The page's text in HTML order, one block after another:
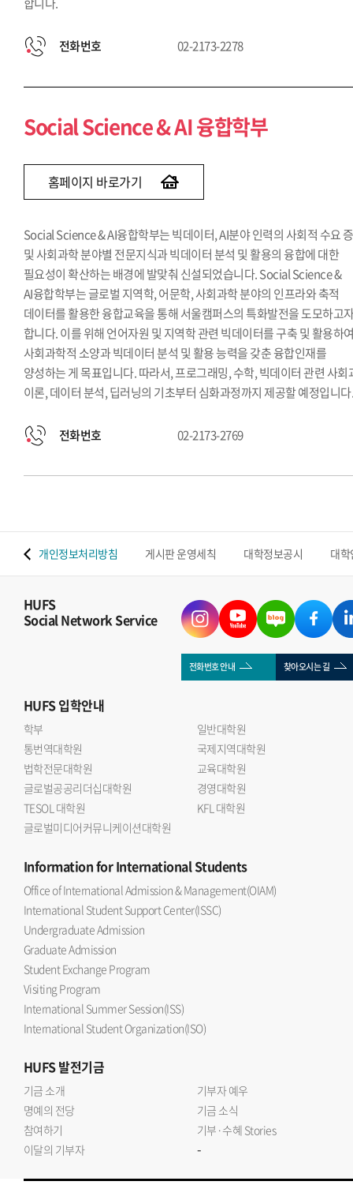
전화번호 02-2173-2278
Social Science & AI 융합학부
홈페이지 바로가기
Social Science & AI융합학부는 빅데이터, AI분야 인력의 사회적 수요
및 사회과학 분야별 전문지식과 빅데이터 분석 및 활용의 융합에 대한
필요성이 확산하는 배경에 발맞춰 신설되었습니다. Social Science &
AI융합학부는 글로벌 지역학, 어문학, 사회과학 분야의 인프라와 축적
데이터를 활용한 융합교육을 통해 서울캠퍼스의 특화발전을 도모하고
합니다. 이를 위해 언어자원 및 지역학 관련 빅데이터를 구축 및 활용하
사회과학적 소양과 빅데이터 분석 및 활용 능력을 갖춘 융합인재를
양성하는 게 목표입니다. 따라서, 프로그래밍, 수학, 빅데이터 관련 사회
이론, 데이터 분석, 딥러닝의 기초부터 심화과정까지 제공할 예정입니
전화번호 02-2173-2769
개인정보처리방침 게시판 운영세칙 대학정보공시 대
HUFS
Social Network Service
전화번호 안내 찾아오시는 길
HUFS입학안내
학부
일반대학원
통번역대학원
국제지역대학원
법학전문대학원
교육대학원
글로벌공공리더십대학원
경영대학원
TESOL 대학원
KFL 대학원
글로벌미디어커뮤니케이션대학원
Informationfor International Students
Office of International Admission & Management(OIAM)
International Student Support Center(ISSC)
Undergraduate Admission
Graduate Admission
Student Exchange Program
Visiting Program
International Summer Session(ISS)
International Student Organization(ISO)
HUFS발전기금
기금 소개
기부자 예우
명예의 전당
기금 소식
참여하기
기부·수혜 Stories
이달의 기부자
-